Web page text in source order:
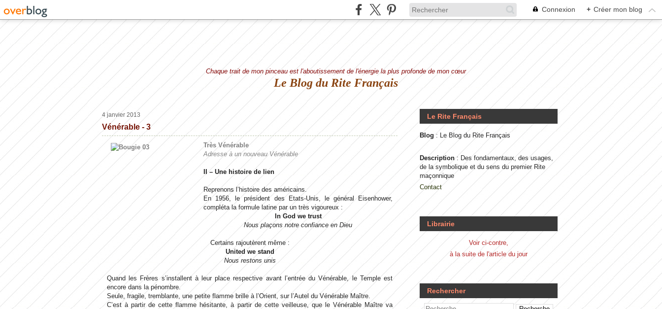
Connexion + Créer mon blog
Chaque trait de mon pinceau est l'aboutissement de l'énergie la plus profonde de mon cœur
Le Blog du Rite Français
4 janvier 2013
Vénérable - 3
Très Vénérable
Adresse à un nouveau Vénérable
II – Une histoire de lien
Reprenons l’histoire des américains.
En 1956, le président des Etats-Unis, le général Eisenhower,
compléta la formule latine par un très vigoureux :
In God we trust
Nous plaçons notre confiance en Dieu
Certains rajoutèrent même :
United we stand
Nous restons unis
Quand les Frères s’installent à leur place respective avant l’entrée du Vénérable, le Temple est
encore dans la pénombre.
Seule, fragile, tremblante, une petite flamme brille à l’Orient, sur l’Autel du Vénérable Maître.
C’est à partir de cette flamme hésitante, à partir de cette veilleuse, que le Vénérable Maître va
Le Rite Français
Blog : Le Blog du Rite Français
Description : Des fondamentaux, des usages,
de la symbolique et du sens du premier Rite
maçonnique
Contact
Librairie
Voir ci-contre,
à la suite de l'article du jour
Rechercher